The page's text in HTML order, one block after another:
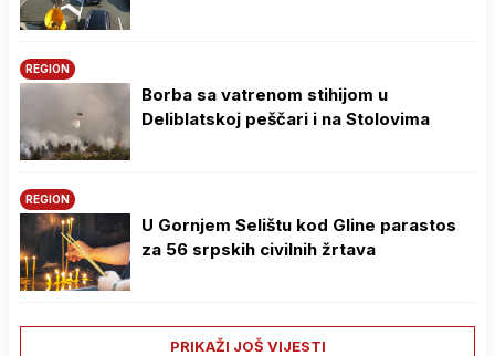
REGION
Borba sa vatrenom stihijom u
Deliblatskoj peščari i na Stolovima
REGION
U Gornjem Selištu kod Gline parastos
za 56 srpskih civilnih žrtava
PRIKAŽI JOŠ VIJESTI